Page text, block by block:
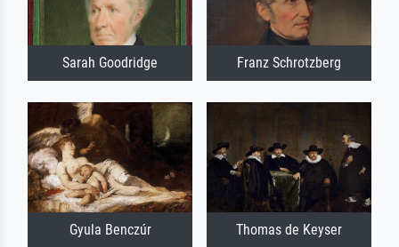
Sarah Goodridge Franz Schrotzberg
Gyula Benczúr Thomas de Keyser